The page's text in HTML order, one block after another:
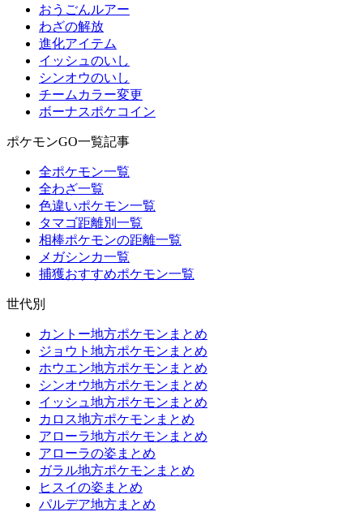
おうごんルアー
わざの解放
進化アイテム
イッシュのいし
シンオウのいし
チームカラー変更
ボーナスポケコイン
ポケモンGO一覧記事
全ポケモン一覧
全わざ一覧
色違いポケモン一覧
タマゴ距離別一覧
相棒ポケモンの距離一覧
メガシンカ一覧
捕獲おすすめポケモン一覧
世代別
カントー地方ポケモンまとめ
ジョウト地方ポケモンまとめ
ホウエン地方ポケモンまとめ
シンオウ地方ポケモンまとめ
イッシュ地方ポケモンまとめ
カロス地方ポケモンまとめ
アローラ地方ポケモンまとめ
アローラの姿まとめ
ガラル地方ポケモンまとめ
ヒスイの姿まとめ
パルデア地方まとめ